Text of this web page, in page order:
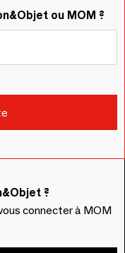
ou MOM ?
?
connecter à MOM